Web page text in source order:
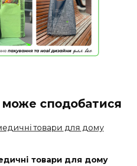
сподобатися
товари для дому